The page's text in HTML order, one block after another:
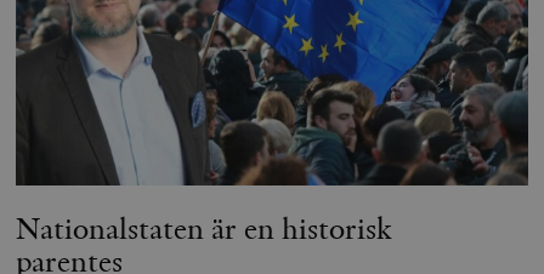
Nationalstaten är en historisk
parentes